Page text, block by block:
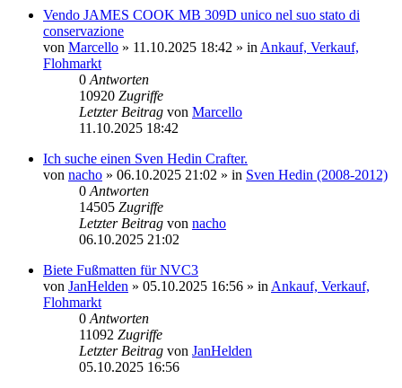
Vendo JAMES COOK MB 309D unico nel suo stato di
conservazione
von Marcello » 11.10.2025 18:42 » in Ankauf, Verkauf,
Flohmarkt
0 Antworten
10920 Zugriffe
Letzter Beitrag von Marcello
11.10.2025 18:42
Ich suche einen Sven Hedin Crafter.
von nacho » 06.10.2025 21:02 » in Sven Hedin (2008-2012)
0 Antworten
14505 Zugriffe
Letzter Beitrag von nacho
06.10.2025 21:02
Biete Fußmatten für NVC3
von JanHelden » 05.10.2025 16:56 » in Ankauf, Verkauf,
Flohmarkt
0 Antworten
11092 Zugriffe
Letzter Beitrag von JanHelden
05.10.2025 16:56